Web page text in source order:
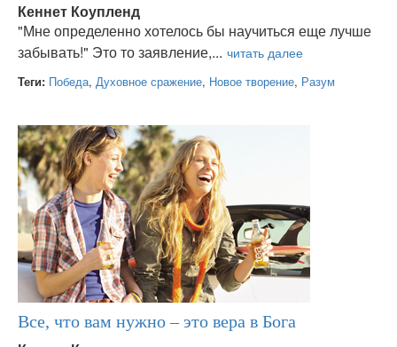
Кеннет Коупленд
"Мне определенно хотелось бы научиться еще лучше
забывать!" Это то заявление,...
Теги: Победа, Духовное сражение, Новое творение, Разум
Все, что вам нужно – это вера в Бога